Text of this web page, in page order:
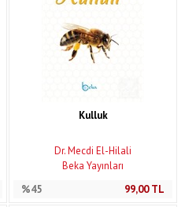
Kulluk
Dr. Mecdi El-Hilali
Beka Yayınları
%45
99,00TL